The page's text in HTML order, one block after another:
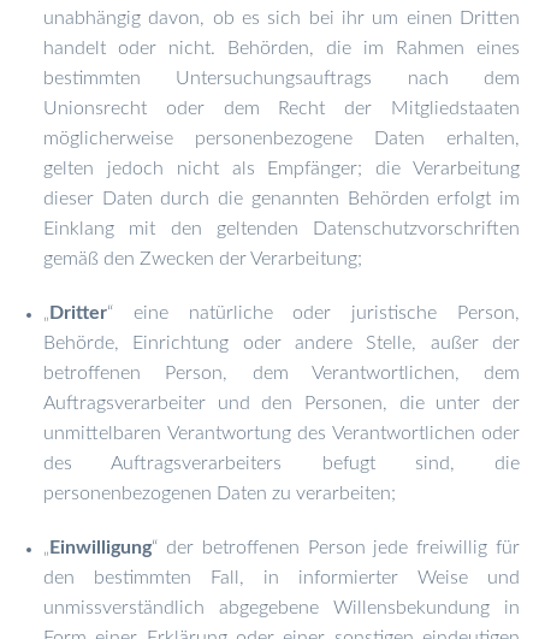
unabhängig davon, ob es sich bei ihr um einen Dritten
handelt oder nicht. Behörden, die im Rahmen eines
bestimmten Untersuchungsauftrags nach dem
Unionsrecht oder dem Recht der Mitgliedstaaten
möglicherweise personenbezogene Daten erhalten,
gelten jedoch nicht als Empfänger; die Verarbeitung
dieser Daten durch die genannten Behörden erfolgt im
Einklang mit den geltenden Datenschutzvorschriften
gemäß den Zwecken der Verarbeitung;
„ Dritter“ eine natürliche oder juristische Person,
Behörde, Einrichtung oder andere Stelle, außer der
betroffenen Person, dem Verantwortlichen, dem
Auftragsverarbeiter und den Personen, die unter der
unmittelbaren Verantwortung des Verantwortlichen oder
des Auftragsverarbeiters befugt sind, die
personenbezogenen Daten zu verarbeiten;
„ Einwilligung“ der betroffenen Person jede freiwillig für
den bestimmten Fall, in informierter Weise und
unmissverständlich abgegebene Willensbekundung in